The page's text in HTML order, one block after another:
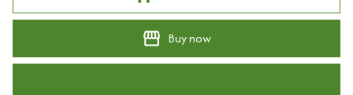
Buy now